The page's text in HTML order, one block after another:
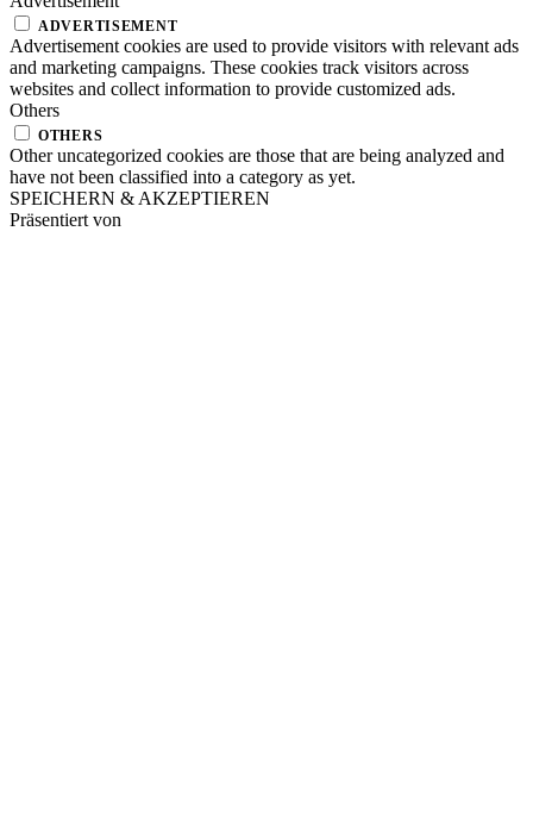
ADVERTISEMENT
Advertisement cookies are used to provide visitors with relevant ads
and marketing campaigns. These cookies track visitors across
websites and collect information to provide customized ads.
Others
OTHERS
Other uncategorized cookies are those that are being analyzed and
have not been classified into a category as yet.
SPEICHERN & AKZEPTIEREN
Präsentiert von